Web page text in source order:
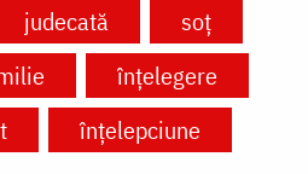
judecată
soț
înțelegere
înțelepciune